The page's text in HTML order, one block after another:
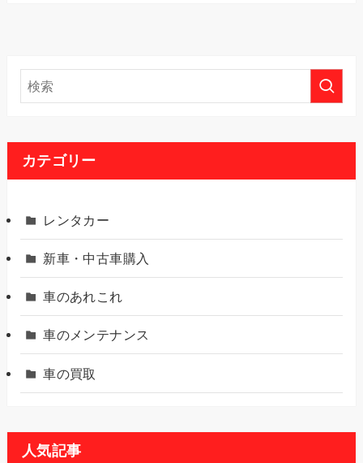
カテゴリー
レンタカー
新車・中古車購入
車のあれこれ
車のメンテナンス
車の買取
人気記事